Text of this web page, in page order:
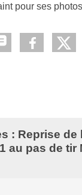
pour ses
: Reprise de
au pas de tir